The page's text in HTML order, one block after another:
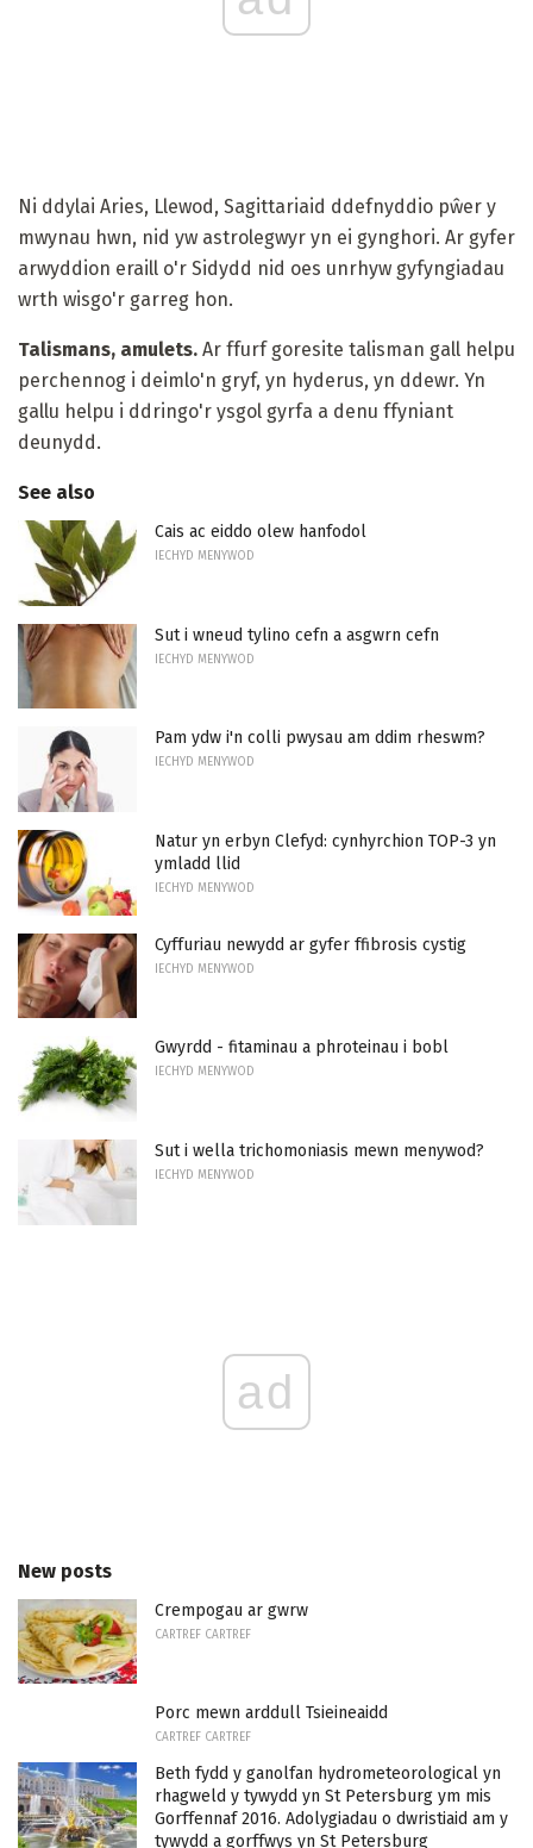
Ni ddylai Aries, Llewod, Sagittariaid ddefnyddio pŵer y
mwynau hwn, nid yw astrolegwyr yn ei gynghori. Ar gyfer
arwyddion eraill o'r Sidydd nid oes unrhyw gyfyngiadau
wrth wisgo'r garreg hon.
Talismans, amulets. Ar ffurf goresite talisman gall helpu
perchennog i deimlo'n gryf, yn hyderus, yn ddewr. Yn
gallu helpu i ddringo'r ysgol gyrfa a denu ffyniant
deunydd.
See also
Cais ac eiddo olew hanfodol
IECHYD MENYWOD
Sut i wneud tylino cefn a asgwrn cefn
IECHYD MENYWOD
Pam ydw i'n colli pwysau am ddim rheswm?
IECHYD MENYWOD
Natur yn erbyn Clefyd: cynhyrchion TOP-3 yn
ymladd llid
IECHYD MENYWOD
Cyffuriau newydd ar gyfer ffibrosis cystig
IECHYD MENYWOD
Gwyrdd - fitaminau a phroteinau i bobl
IECHYD MENYWOD
Sut i wella trichomoniasis mewn menywod?
IECHYD MENYWOD
ad
New posts
Crempogau ar gwrw
CARTREF CARTREF
Porc mewn arddull Tsieineaidd
CARTREF CARTREF
Beth fydd y ganolfan hydrometeorological yn
rhagweld y tywydd yn St Petersburg ym mis
Gorffennaf 2016. Adolygiadau o dwristiaid am y
tywydd a gorffwys yn St Petersburg